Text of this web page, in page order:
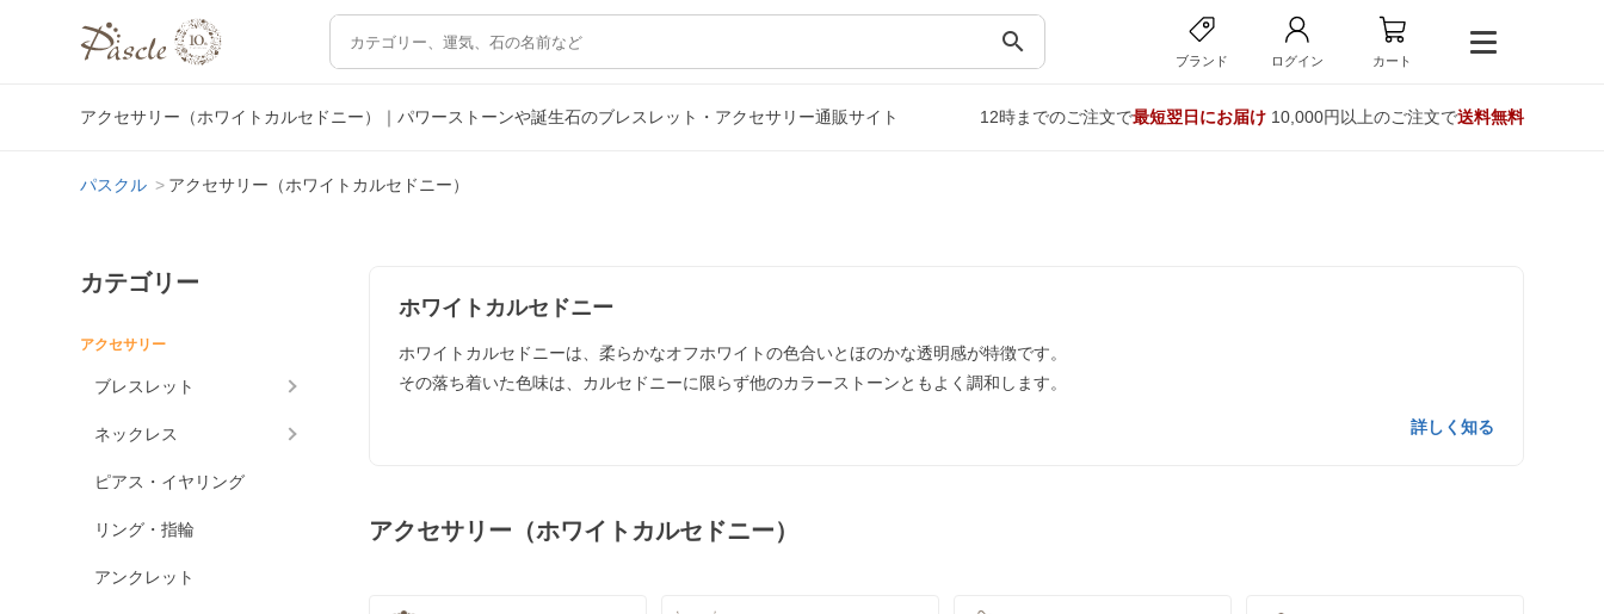
search
ブランド ログイン カート
アクセサリー（ホワイトカルセドニー）｜パワーストーンや誕生石のブレスレット・アクセサリー通販サイト 12時までのご注文で最短翌日にお届け10,000円以上のご注文で送料無料
パスクル アクセサリー（ホワイトカルセドニー）
カテゴリー
アクセサリー
ブレスレット
ネックレス
ピアス・イヤリング
リング・指輪
アンクレット
ホワイトカルセドニー
ホワイトカルセドニーは、柔らかなオフホワイトの色合いとほのかな透明感が特徴です。
その落ち着いた色味は、カルセドニーに限らず他のカラーストーンともよく調和します。
詳しく知る
アクセサリー（ホワイトカルセドニー）